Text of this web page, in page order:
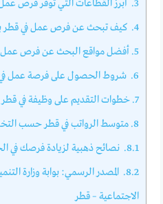
3. أبرز القطاعات التي توفر فرص
4. كيف تبحث عن فرص عمل في قطر
5. أفضل مواقع البحث عن فرص عمل
6. شروط الحصول على فرصة عمل
7. خطوات التقديم على وظيفة في
8. متوسط الرواتب في قطر حسب
8.1. نصائح ذهبية لزيادة فرصك في
8.2. المصدر الرسمي: بوابة وزارة
الاجتماعية – قطر